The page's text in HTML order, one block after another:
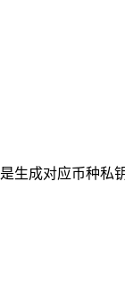
生成对应币种私